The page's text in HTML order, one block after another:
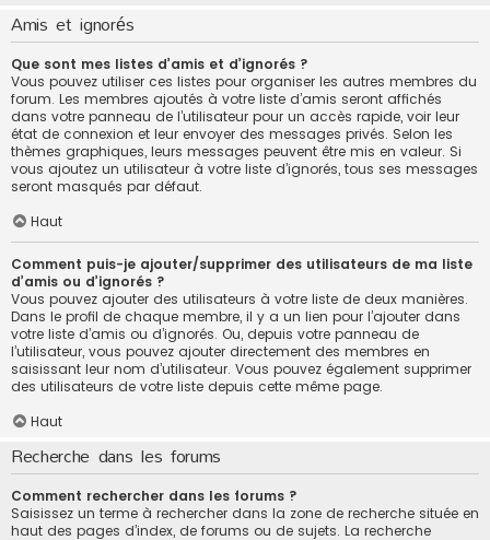
Amis et ignorés
Que sont mes listes d’amis et d’ignorés ?
Vous pouvez utiliser ces listes pour organiser les autres membres du
forum. Les membres ajoutés à votre liste d’amis seront affichés
dans votre panneau de l’utilisateur pour un accès rapide, voir leur
état de connexion et leur envoyer des messages privés. Selon les
thèmes graphiques, leurs messages peuvent être mis en valeur. Si
vous ajoutez un utilisateur à votre liste d’ignorés, tous ses messages
seront masqués par défaut.
Haut
Comment puis-je ajouter/supprimer des utilisateurs de ma liste
d’amis ou d’ignorés ?
Vous pouvez ajouter des utilisateurs à votre liste de deux manières.
Dans le profil de chaque membre, il y a un lien pour l’ajouter dans
votre liste d’amis ou d’ignorés. Ou, depuis votre panneau de
l’utilisateur, vous pouvez ajouter directement des membres en
saisissant leur nom d’utilisateur. Vous pouvez également supprimer
des utilisateurs de votre liste depuis cette même page.
Haut
Recherche dans les forums
Comment rechercher dans les forums ?
Saisissez un terme à rechercher dans la zone de recherche située en
haut des pages d’index, de forums ou de sujets. La recherche